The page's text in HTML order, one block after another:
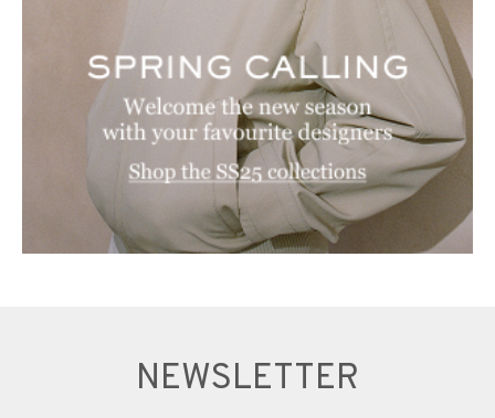
NEWSLETTER